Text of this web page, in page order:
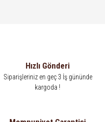
Hızlı Gönderi
Siparişleriniz en geç 3 İş gününde
kargoda !